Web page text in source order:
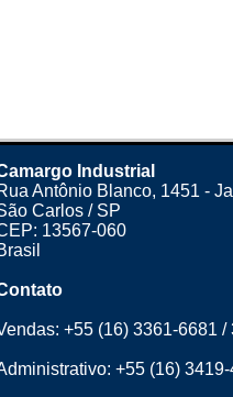
Industrial
Antônio Blanco, 1451 -
Carlos / SP
13567-060
+55 (16) 3361-6681 /
+55 (16)